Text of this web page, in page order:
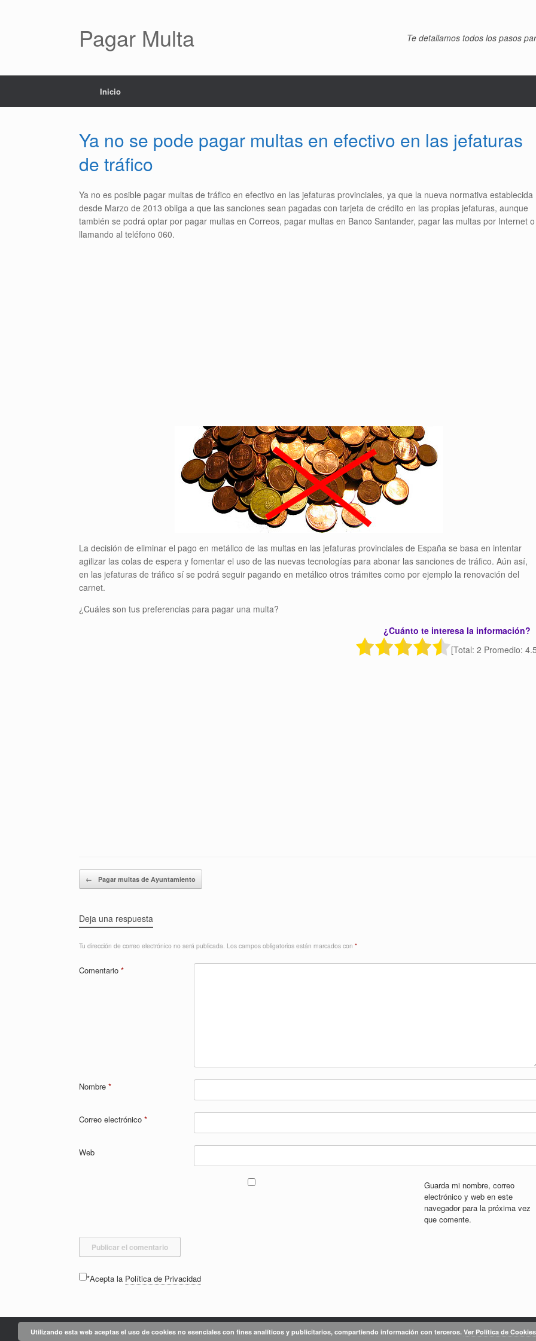
Pagar Multa Te detallamos todos los pasos
Inicio
Ya no se pode pagar multas en efectivo en las jefaturas
de tráfico
Ya no es posible pagar multas de tráfico en efectivo en las jefaturas provinciales, ya que la nueva normativa establecida
desde Marzo de 2013 obliga a que las sanciones sean pagadas con tarjeta de crédito en las propias jefaturas, aunque
también se podrá optar por pagar multas en Correos, pagar multas en Banco Santander, pagar las multas por Internet o
llamando al teléfono 060.
La decisión de eliminar el pago en metálico de las multas en las jefaturas provinciales de España se basa en intentar
agilizar las colas de espera y fomentar el uso de las nuevas tecnologías para abonar las sanciones de tráfico. Aún así,
en las jefaturas de tráfico sí se podrá seguir pagando en metálico otros trámites como por ejemplo la renovación del
carnet.
¿Cuáles son tus preferencias para pagar una multa?
¿Cuánto te interesa la información?
[Total: 2 Promedio:
Navegador de artículos
← Pagar multas de Ayuntamiento
Deja una respuesta
Tu dirección de correo electrónico no será publicada. Los campos obligatorios están marcados con *
Comentario *
Nombre *
Correo electrónico *
Web
Guarda mi nombre, correo
electrónico y web en este
navegador para la próxima vez
que comente.
*Acepta la Política de Privacidad
Utilizando esta web aceptas el uso de cookies no esenciales con fines analíticos y publicitarios, compartiendo información con terceros. Ver Política de Cookies